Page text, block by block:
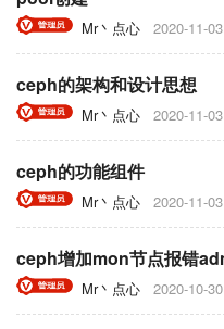
Mr丶点心 2020-11-03
ceph的架构和设计思想
Mr丶点心 2020-11-03
ceph的功能组件
Mr丶点心 2020-11-03
Mr丶点心 2020-10-30